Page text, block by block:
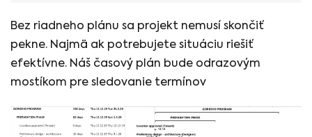
Bez riadneho plánu sa projekt nemusí skončiť
pekne. Najmä ak potrebujete situáciu riešiť
efektívne. Náš časový plán bude odrazovým
mostíkom pre sledovanie termínov